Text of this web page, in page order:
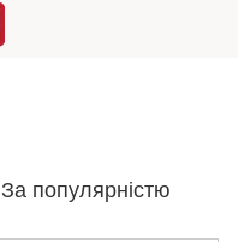
За популярністю